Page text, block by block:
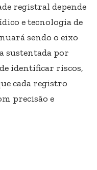
registral depende
e tecnologia de
sendo o eixo
sustentada por
identificar riscos,
cada registro
precisão e